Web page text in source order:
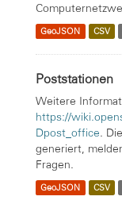
GeoJSON CSV
Poststationen
Weitere
https://
Dpost_office.
generiert,
Fragen.
GeoJSON CSV